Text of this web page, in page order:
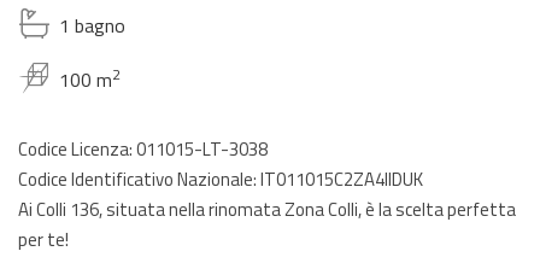
1 bagno
100 m2
Codice Licenza: 011015-LT-3038
Codice Identificativo Nazionale: IT011015C2ZA4IIDUK
Ai Colli 136, situata nella rinomata Zona Colli, è la scelta perfetta
per te!